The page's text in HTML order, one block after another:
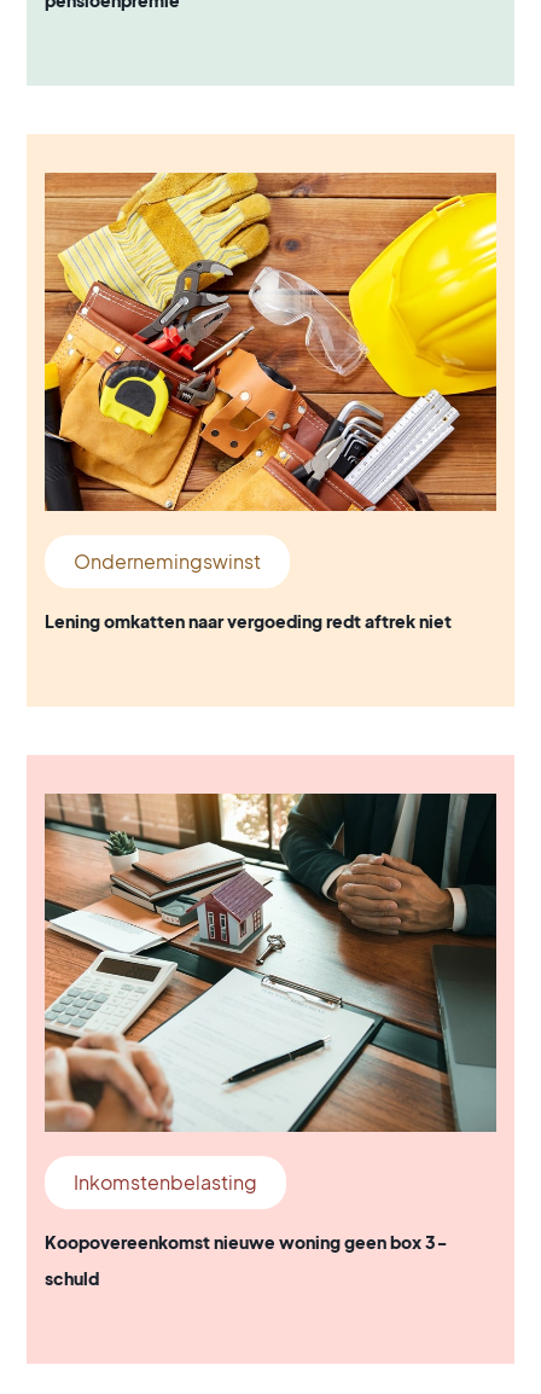
Ondernemingswinst
Lening omkatten naar vergoeding redt aftrek niet
Inkomstenbelasting
Koopovereenkomst nieuwe woning geen box 3-
schuld